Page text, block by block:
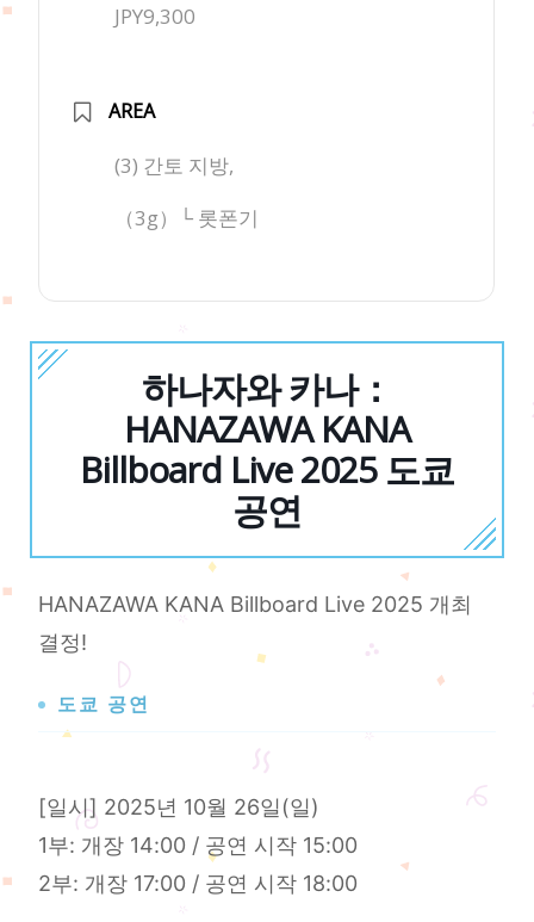
JPY9,300
AREA
(3) 간토 지방,
（3g）└ 롯폰기
하나자와 카나：
HANAZAWA KANA
Billboard Live 2025 도쿄
공연
HANAZAWA KANA Billboard Live 2025 개최
결정!
도쿄 공연
[일시] 2025년 10월 26일(일)
1부: 개장 14:00 / 공연 시작 15:00
2부: 개장 17:00 / 공연 시작 18:00